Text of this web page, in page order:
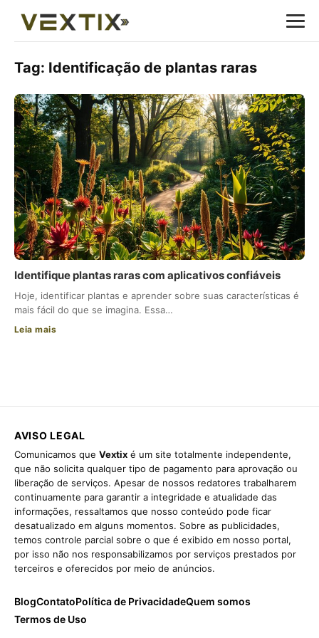
Tag: Identificação de plantas raras
Identifique plantas raras com aplicativos confiáveis
Hoje, identificar plantas e aprender sobre suas características é
mais fácil do que se imagina. Essa…
Leia mais
AVISO LEGAL
Comunicamos que Vextix é um site totalmente independente,
que não solicita qualquer tipo de pagamento para aprovação ou
liberação de serviços. Apesar de nossos redatores trabalharem
continuamente para garantir a integridade e atualidade das
informações, ressaltamos que nosso conteúdo pode ficar
desatualizado em alguns momentos. Sobre as publicidades,
temos controle parcial sobre o que é exibido em nosso portal,
por isso não nos responsabilizamos por serviços prestados por
terceiros e oferecidos por meio de anúncios.
BlogContatoPolítica de PrivacidadeQuem somos
Termos de Uso